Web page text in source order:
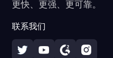
更快、更强、更可靠。
联系我们